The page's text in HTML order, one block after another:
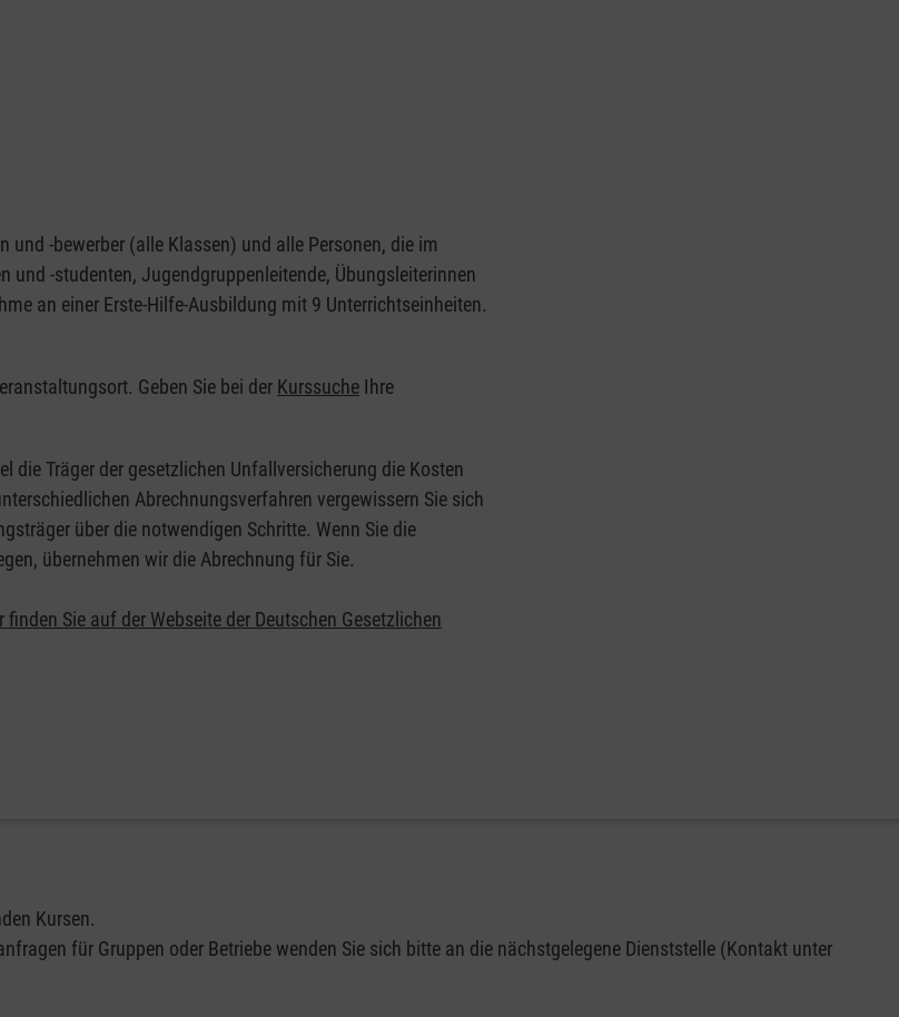
und -bewerber (alle Klassen) und alle Personen, die im
-studenten, Jugendgruppenleitende, Übungsleiterinnen
an einer Erste-Hilfe-Ausbildung mit 9 Unterrichtseinheiten.
Geben Sie bei der Kurssuche Ihre
die Träger der gesetzlichen Unfallversicherung die Kosten
Abrechnungsverfahren vergewissern Sie sich
über die notwendigen Schritte. Wenn Sie die
übernehmen wir die Abrechnung für Sie.
Sie auf der Webseite der Deutschen Gesetzlichen
Kursen.
für Gruppen oder Betriebe wenden Sie sich bitte an die nächstgelegene Dienststelle (Kontakt unter